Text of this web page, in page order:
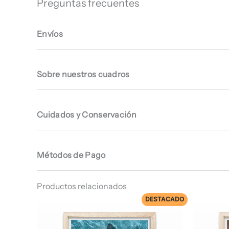
Preguntas frecuentes
Envíos
Sobre nuestros cuadros
Cuidados y Conservación
Métodos de Pago
Productos relacionados
DESTACADO
Rango
de
precios: